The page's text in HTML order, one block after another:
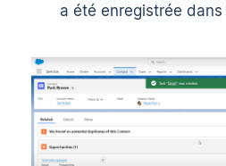
a été enregistrée